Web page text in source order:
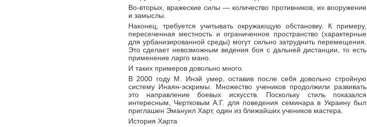
Во-вторых, вражеские силы — количество противников, их вооружение
и замыслы.
Наконец, требуется учитывать окружающую обстановку. К примеру,
пересеченная местность и ограниченное пространство (характерные
для урбанизированной среды) могут сильно затруднить перемещения.
Это сделает невозможным ведения боя с дальней дистанции, то есть
применение ларго мано.
И таких примеров довольно много.
В 2000 году М. Инэй умер, оставив после себя довольно стройную
систему Инаян-эскримы. Множество учеников продолжили развивать
это направление боевых искусств. Поскольку стиль показался
интересным, Чертковым А.Г. для поведения семинара в Украину был
приглашен Эмануил Харт, один из ближайших учеников мастера.
История Харта